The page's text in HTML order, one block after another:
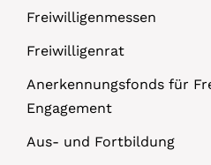
Freiwilligenmessen
Freiwilligenrat
Anerkennungsfonds für
Engagement
Aus- und Fortbildung